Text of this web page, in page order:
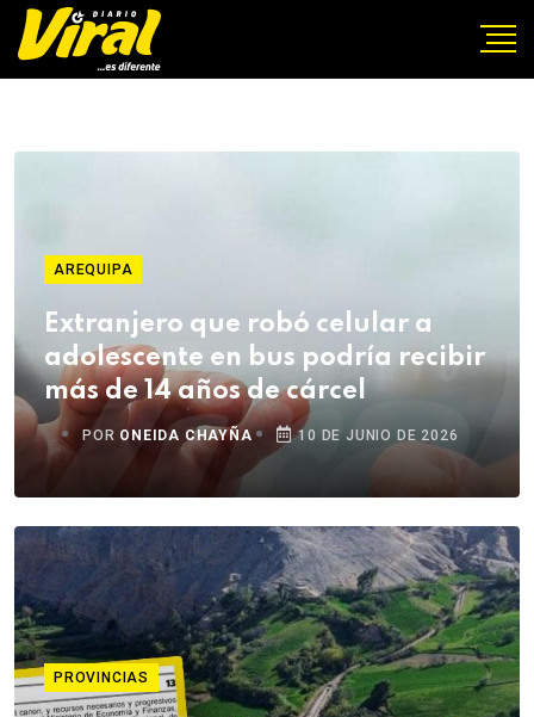
AREQUIPA
Extranjero que robó celular a
adolescente en bus podría recibir
más de 14 años de cárcel
POR ONEIDA CHAYÑA 10 DE JUNIO DE 2026
PROVINCIAS